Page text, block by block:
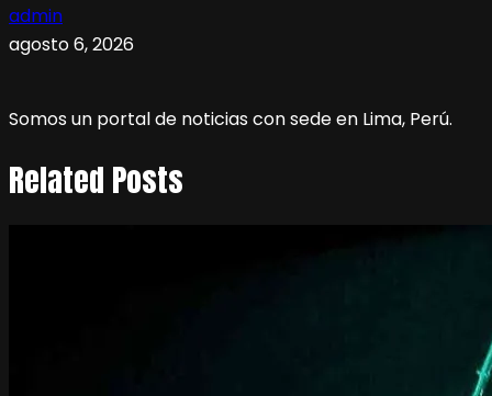
admin
agosto 6, 2026
Somos un portal de noticias con sede en Lima, Perú.
Related Posts